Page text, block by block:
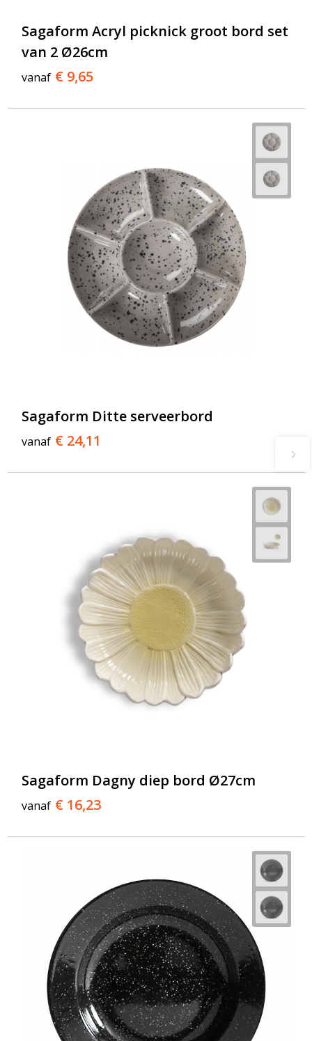
Sagaform Acryl picknick groot bord set
van 2 Ø26cm
vanaf € 9,65
Sagaform Ditte serveerbord
vanaf € 24,11
Sagaform Dagny diep bord Ø27cm
vanaf € 16,23